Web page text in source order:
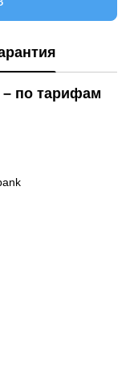
– по тарифам